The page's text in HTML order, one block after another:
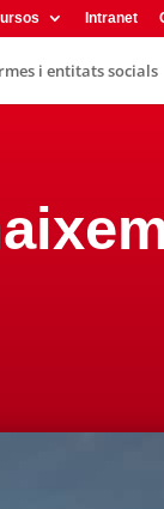
Intranet
i entitats socials